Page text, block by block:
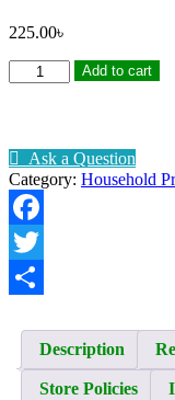
225.00৳
Water
Degree
Rotating
Faucet
Water
Filter
quantity
Add to cart
Ask a Question
Category: Household
Facebook
Twitter
Description
Store Policies